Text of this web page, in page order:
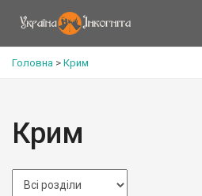
Головна > Крим
Крим